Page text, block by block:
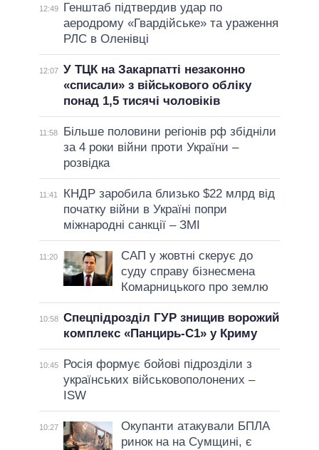
12:49
Генштаб підтвердив удар по
аеродрому «Гвардійське» та ураження
РЛС в Оленівці
12:07 У ТЦК на Закарпатті незаконно
«списали» з військового обліку
понад 1,5 тисячі чоловіків
11:58
Більше половини регіонів рф збідніли
за 4 роки війни проти України –
розвідка
11:41
КНДР заробила близько $22 млрд від
початку війни в Україні попри
міжнародні санкції – ЗМІ
11:20
САП у жовтні скерує до
суду справу бізнесмена
Комарницького про землю
10:58 Спецпідрозділ ГУР знищив ворожий
комплекс «Панцирь-С1» у Криму
10:45
Росія формує бойові підрозділи з
українських військовополонених –
ISW
10:27
Окупанти атакували БПЛА
ринок на на Сумщині, є